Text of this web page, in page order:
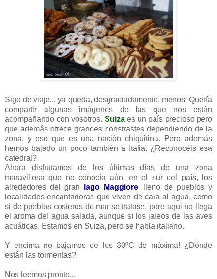
Sigo de viaje... ya queda, desgraciadamente, menos. Quería
compartir algunas imágenes de las que nos están
acompañando con vosotros. Suiza es un país precioso pero
que además ofrece grandes constrastes dependiendo de la
zona, y eso que es una nación chiquitina. Pero además
hemos bajado un poco también a Italia. ¿Reconocéis esa
catedral?
Ahora disfrutamos de los últimas días de una zona
maravillosa que no conocía aún, en el sur del país, los
alrededores del gran
lago Maggiore, lleno de pueblos y
localidades encantadoras que viven de cara al agua, como
si de pueblos costeros de mar se tratase, pero aqui no llega
el aroma del agua salada, aunque sí los jaleos de las aves
acuáticas. Estamos en Suiza, pero se habla italiano.
Y encima no bajamos de los 30ºC de máxima! ¿Dónde
están las tormentas?
Nos leemos pronto...